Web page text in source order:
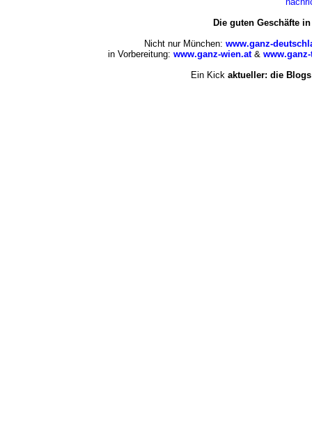
Die guten Geschäfte
Nicht nur München: www.ganz-
in Vorbereitung: www.ganz-wien.at &
Ein Kick aktueller: die Blogs